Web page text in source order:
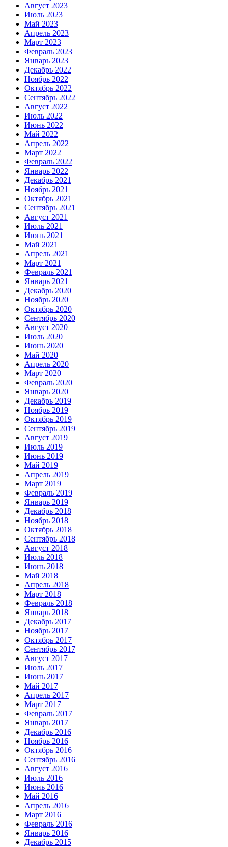
Август 2023
Июль 2023
Май 2023
Апрель 2023
Март 2023
Февраль 2023
Январь 2023
Декабрь 2022
Ноябрь 2022
Октябрь 2022
Сентябрь 2022
Август 2022
Июль 2022
Июнь 2022
Май 2022
Апрель 2022
Март 2022
Февраль 2022
Январь 2022
Декабрь 2021
Ноябрь 2021
Октябрь 2021
Сентябрь 2021
Август 2021
Июль 2021
Июнь 2021
Май 2021
Апрель 2021
Март 2021
Февраль 2021
Январь 2021
Декабрь 2020
Ноябрь 2020
Октябрь 2020
Сентябрь 2020
Август 2020
Июль 2020
Июнь 2020
Май 2020
Апрель 2020
Март 2020
Февраль 2020
Январь 2020
Декабрь 2019
Ноябрь 2019
Октябрь 2019
Сентябрь 2019
Август 2019
Июль 2019
Июнь 2019
Май 2019
Апрель 2019
Март 2019
Февраль 2019
Январь 2019
Декабрь 2018
Ноябрь 2018
Октябрь 2018
Сентябрь 2018
Август 2018
Июль 2018
Июнь 2018
Май 2018
Апрель 2018
Март 2018
Февраль 2018
Январь 2018
Декабрь 2017
Ноябрь 2017
Октябрь 2017
Сентябрь 2017
Август 2017
Июль 2017
Июнь 2017
Май 2017
Апрель 2017
Март 2017
Февраль 2017
Январь 2017
Декабрь 2016
Ноябрь 2016
Октябрь 2016
Сентябрь 2016
Август 2016
Июль 2016
Июнь 2016
Май 2016
Апрель 2016
Март 2016
Февраль 2016
Январь 2016
Декабрь 2015